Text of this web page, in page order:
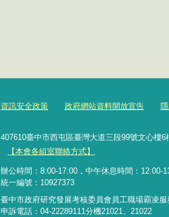
資訊安全政策 政府網站資料開放宣告
407610臺中市西屯區臺灣大道三段99號文心樓6
【本會各組室聯絡方式】
辦公時間：8:00-17:00，中午休息時間：12:00-
統一編號：10927373
臺中市政府研究發展考核委員會員工職場霸凌服
申訴電話：04-22289111分機21021、21022